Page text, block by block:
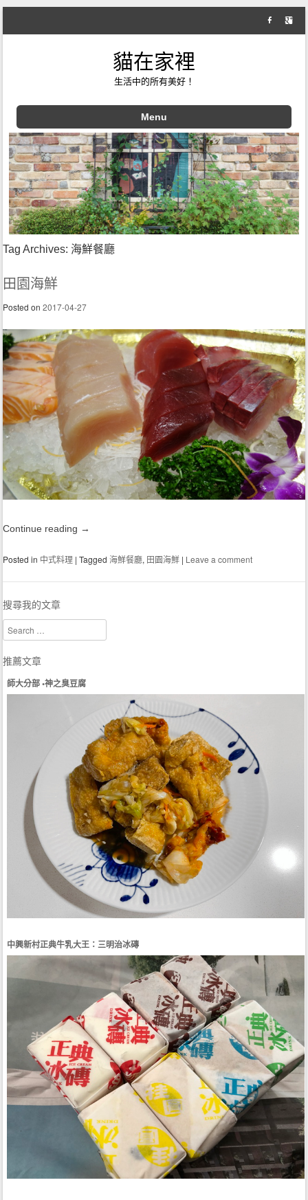
貓在家裡
生活中的所有美好！
Menu
Skip to content
Tag Archives: 海鮮餐廳
田園海鮮
Posted on2017-04-27
Continue reading →
Posted in 中式料理 |Tagged海鮮餐廳, 田園海鮮 | Leave a comment
搜尋我的文章
Search
推薦文章
師大分部 •神之臭豆腐
中興新村正典牛乳大王：三明治冰磚